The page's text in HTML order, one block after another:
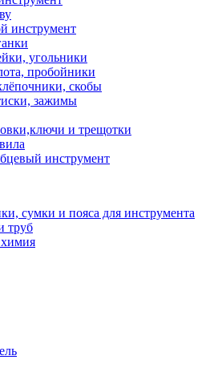
инструмент
угольники
пробойники
скобы
зажимы
и трещотки
инструмент
сумки и пояса для инструмента
труб
химия